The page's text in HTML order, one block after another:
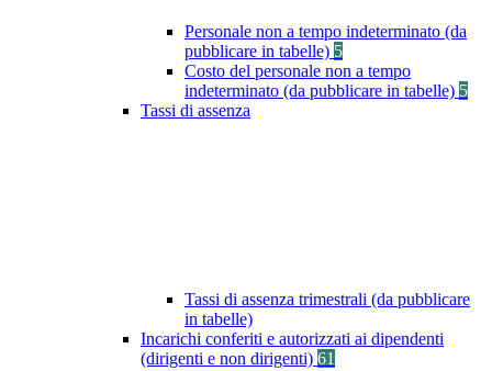
Personale non a tempo indeterminato (da
pubblicare in tabelle) 5
Costo del personale non a tempo
indeterminato (da pubblicare in tabelle) 5
Tassi di assenza
Tassi di assenza trimestrali (da pubblicare
in tabelle)
Incarichi conferiti e autorizzati ai dipendenti
(dirigenti e non dirigenti) 61